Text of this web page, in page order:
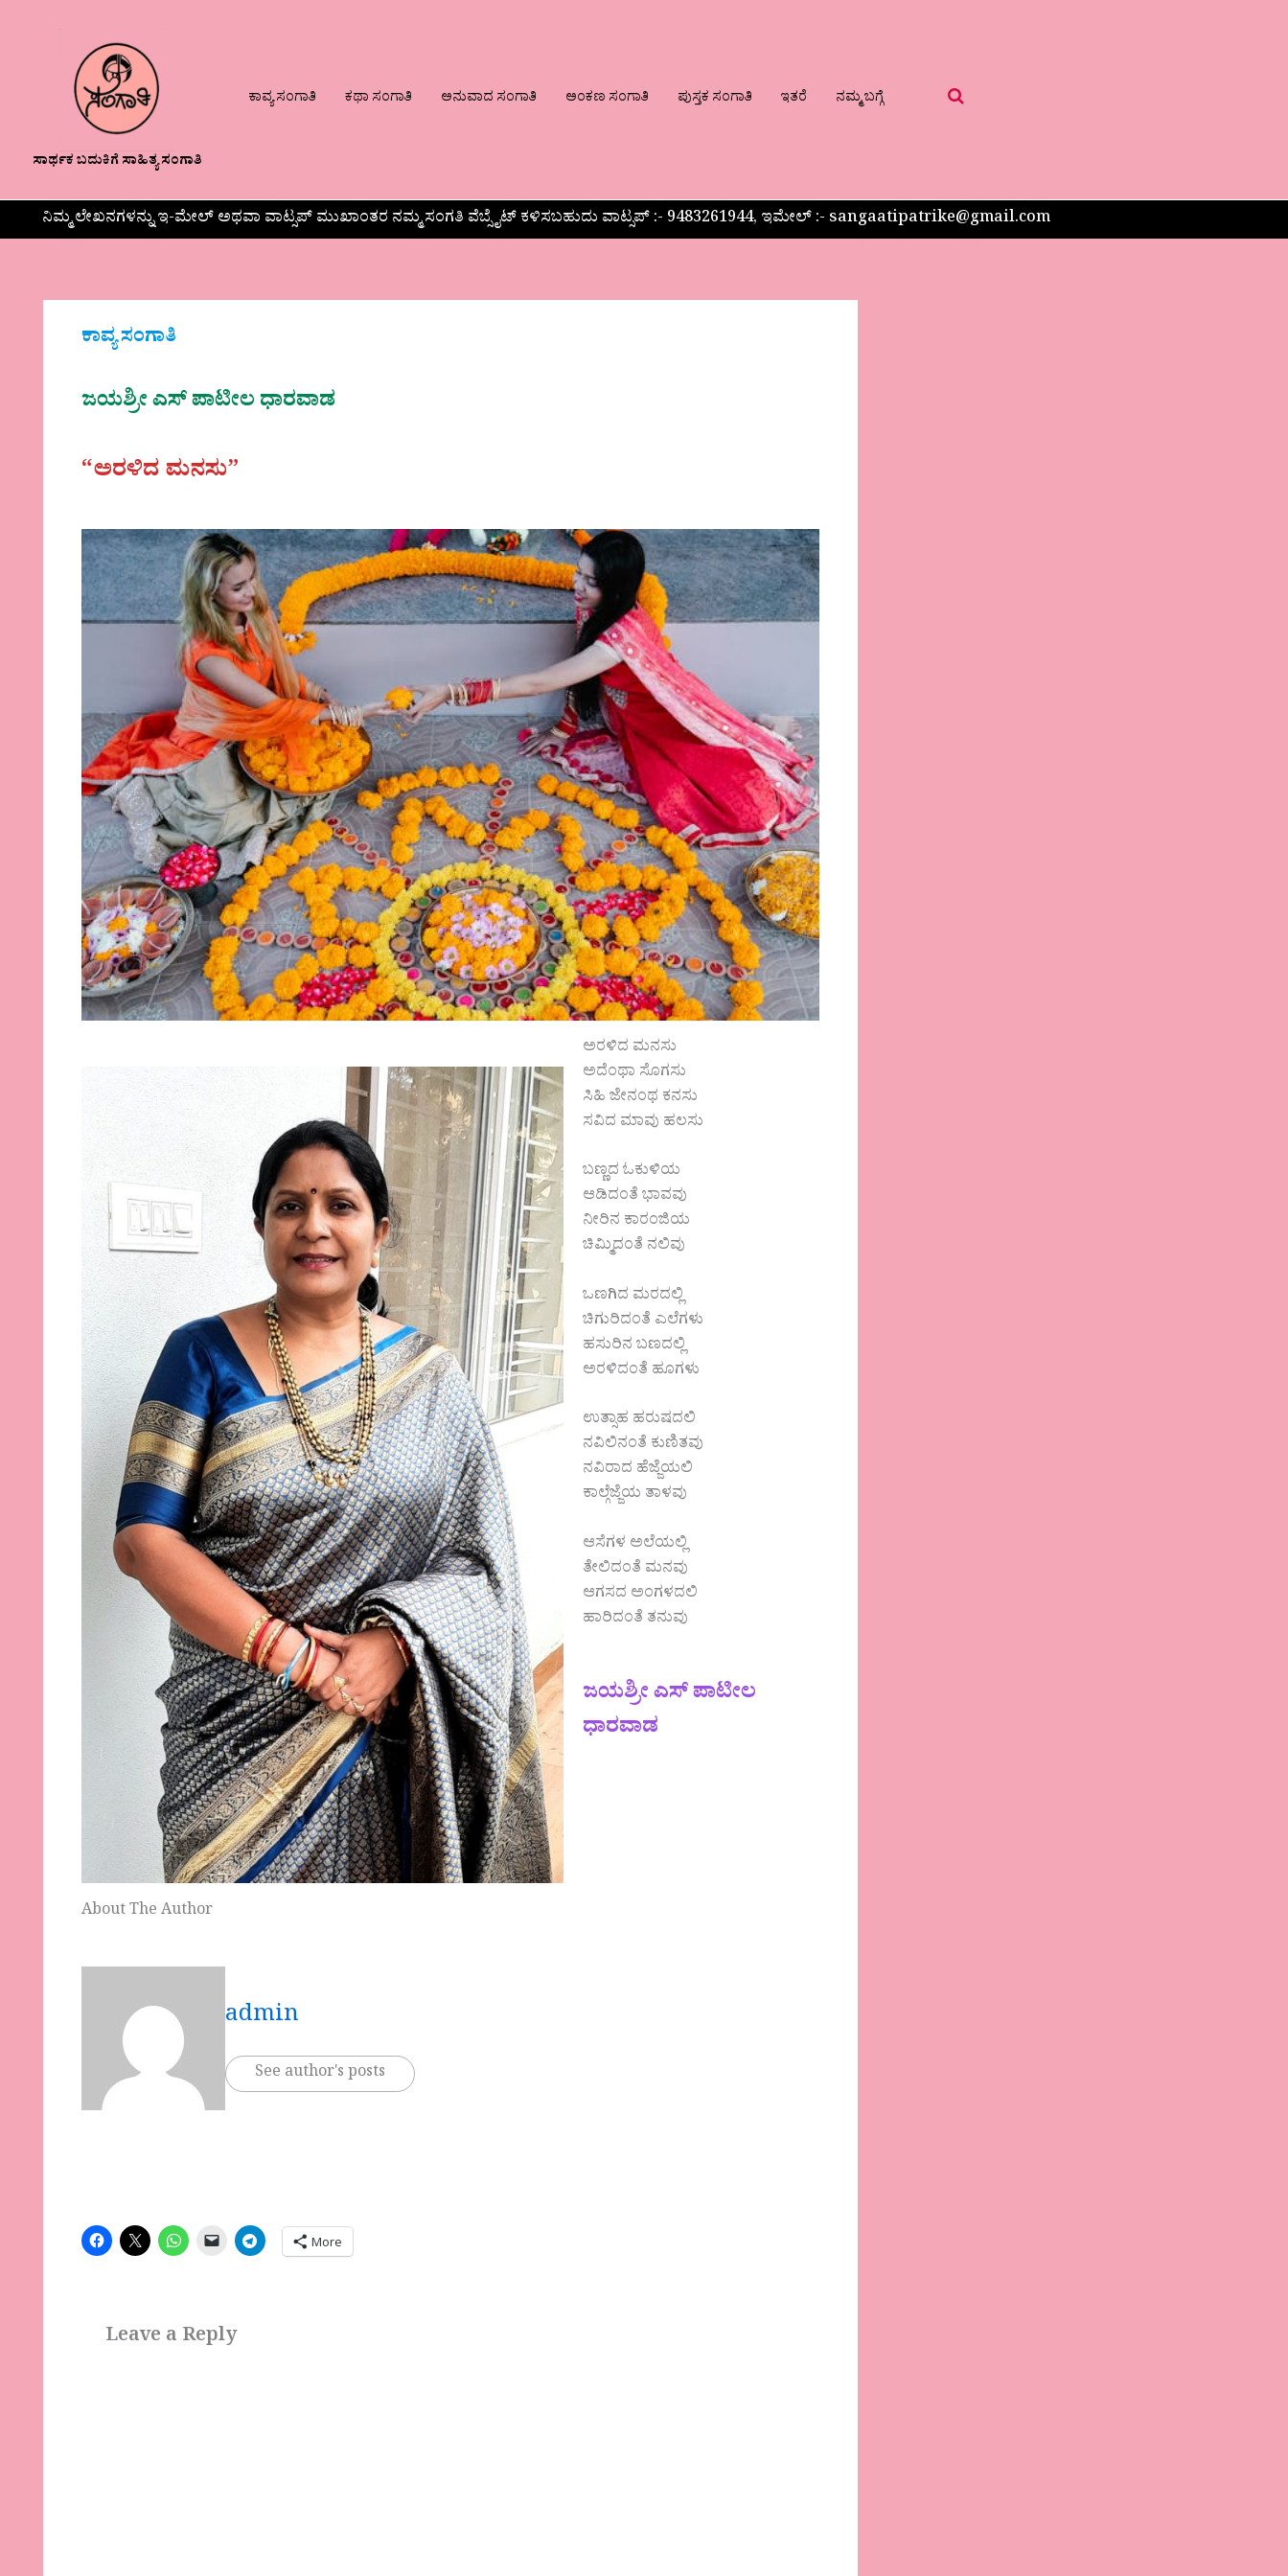
ಸಾರ್ಥಕ ಬದುಕಿಗೆ ಸಾಹಿತ್ಯ ಸಂಗಾತಿ
ಕಾವ್ಯ ಸಂಗಾತಿ ಕಥಾ ಸಂಗಾತಿ ಅನುವಾದ ಸಂಗಾತಿ ಅಂಕಣ ಸಂಗಾತಿ ಪುಸ್ತಕ ಸಂಗಾತಿ ಇತರೆ ನಮ್ಮ ಬಗ್ಗೆ
ನಿಮ್ಮ ಲೇಖನಗಳನ್ನು ಇ-ಮೇಲ್ ಅಥವಾ ವಾಟ್ಸಪ್ ಮುಖಾಂತರ ನಮ್ಮ ಸಂಗತಿ ವೆಬ್ಸೈಟ್ ಕಳಿಸಬಹುದು ವಾಟ್ಸಪ್‌ :- 9483261944, ಇಮೇಲ್ :- sangaatipatrike@gmail.com
ಕಾವ್ಯ ಸಂಗಾತಿ
ಜಯಶ್ರೀ ಎಸ್ ಪಾಟೀಲ ಧಾರವಾಡ
“ಅರಳಿದ ಮನಸು”
ಅರಳಿದ ಮನಸು
ಅದೆಂಥಾ ಸೊಗಸು
ಸಿಹಿ ಜೇನಂಥ ಕನಸು
ಸವಿದ ಮಾವು ಹಲಸು
ಬಣ್ಣದ ಓಕುಳಿಯ
ಆಡಿದಂತೆ ಭಾವವು
ನೀರಿನ ಕಾರಂಜಿಯ
ಚಿಮ್ಮಿದಂತೆ ನಲಿವು
ಒಣಗಿದ ಮರದಲ್ಲಿ
ಚಿಗುರಿದಂತೆ ಎಲೆಗಳು
ಹಸುರಿನ ಬಣದಲ್ಲಿ
ಅರಳಿದಂತೆ ಹೂಗಳು
ಉತ್ಸಾಹ ಹರುಷದಲಿ
ನವಿಲಿನಂತೆ ಕುಣಿತವು
ನವಿರಾದ ಹೆಜ್ಜೆಯಲಿ
ಕಾಲ್ಗೆಜ್ಜೆಯ ತಾಳವು
ಆಸೆಗಳ ಅಲೆಯಲ್ಲಿ
ತೇಲಿದಂತೆ ಮನವು
ಆಗಸದ ಅಂಗಳದಲಿ
ಹಾರಿದಂತೆ ತನುವು
ಜಯಶ್ರೀ ಎಸ್ ಪಾಟೀಲ
ಧಾರವಾಡ
About The Author
admin
See author's posts
More
Leave a Reply